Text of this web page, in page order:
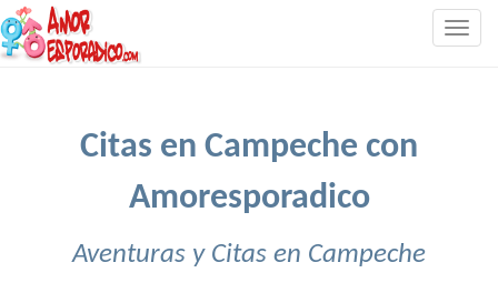
Citas en Campeche con
Amoresporadico
Aventuras y Citas en Campeche